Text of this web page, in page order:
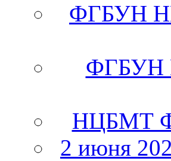
ФГБУН
ФГБУН
НЦБМТ
2 июня